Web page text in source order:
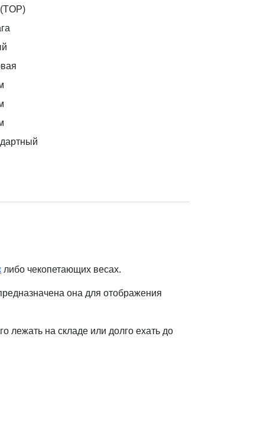
либо чекопетающих весах.
она для отображения
лежать на складе или долго ехать до